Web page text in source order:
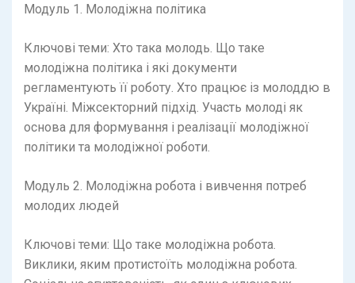
Модуль 1. Молодіжна політика
Ключові теми: Хто така молодь. Що таке
молодіжна політика і які документи
регламентують її роботу. Хто працює із молоддю в
Україні. Міжсекторний підхід. Участь молоді як
основа для формування і реалізації молодіжної
політики та молодіжної роботи.
Модуль 2. Молодіжна робота і вивчення потреб
молодих людей
Ключові теми: Що таке молодіжна робота.
Виклики, яким протистоїть молодіжна робота.